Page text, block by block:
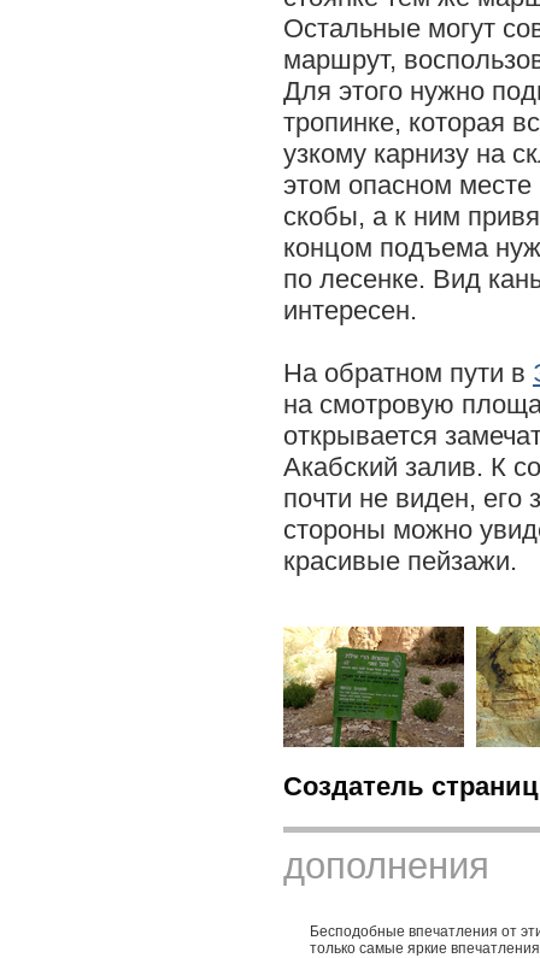
Остальные могут
маршрут,
Для этого нужно
тропинке, которая
узкому карнизу на
этом опасном
скобы, а к ним
концом подъема
по лесенке. Вид
интересен.
На обратном пути в
на смотровую
открывается
Акабский залив. К
почти не виден, его
стороны можно
красивые пейзажи.
Создатель
дополнения
Бесподобные впечатления от
только самые яркие